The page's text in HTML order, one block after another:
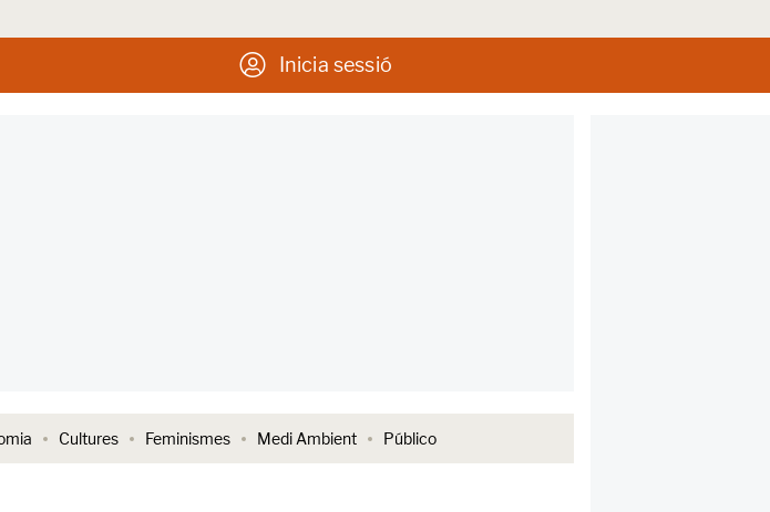
Inicia sessió
Cultures Feminismes Medi Ambient Público